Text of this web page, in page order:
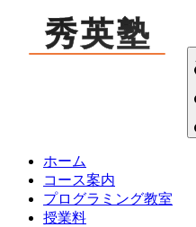
ホーム
コース案内
プログラミング教室
授業料